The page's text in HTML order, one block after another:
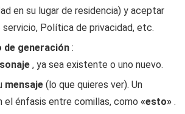
en su lugar de residencia) y aceptar
servicio, Política de privacidad, etc.
de generación :
, ya sea existente o uno nuevo.
mensaje (lo que quieres ver). Un
el énfasis entre comillas, como «esto» .